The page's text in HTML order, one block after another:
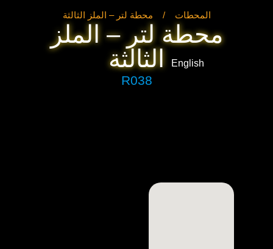
English
المحطات / محطة لتر – الملز الثالثة
محطة لتر – الملز
الثالثة
R038